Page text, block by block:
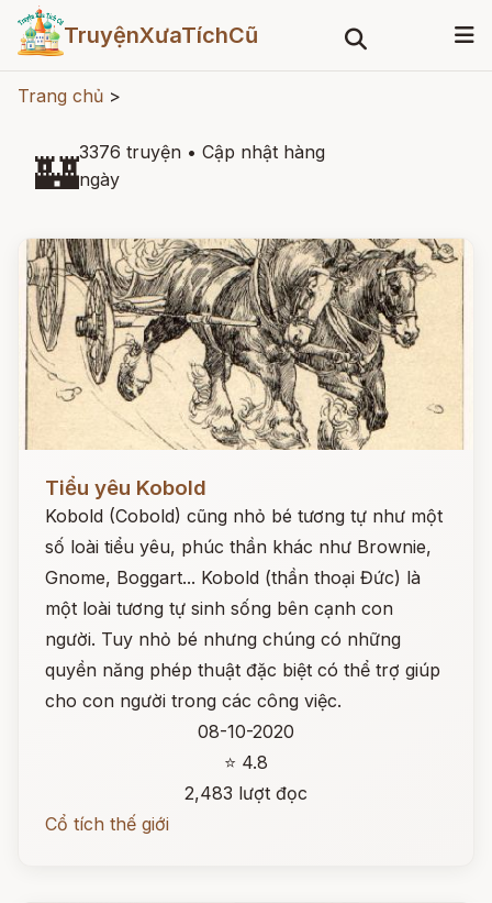
TruyệnXưaTíchCũ
Trang chủ >
🏰3376 truyện • Cập nhật hàng
ngày
Đọc ngay
Tiểu yêu Kobold
Kobold (Cobold) cũng nhỏ bé tương tự như một
số loài tiểu yêu, phúc thần khác như Brownie,
Gnome, Boggart... Kobold (thần thoại Đức) là
một loài tương tự sinh sống bên cạnh con
người. Tuy nhỏ bé nhưng chúng có những
quyền năng phép thuật đặc biệt có thể trợ giúp
cho con người trong các công việc.
08-10-2020
⭐ 4.8
2,483 lượt đọc
Cổ tích thế giới